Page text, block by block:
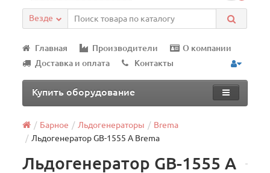
Везде
Главная Производители
О компании
Доставка и оплата
Контакты
Купить оборудование
Барное Льдогенераторы
Brema
Льдогенератор GВ-1555 А Brema
Льдогенератор GВ-1555 А